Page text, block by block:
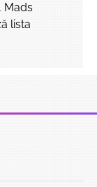
Mads
lista